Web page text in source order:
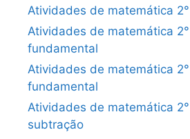
Atividades de matemática
Atividades de matemática
fundamental
Atividades de matemática
fundamental
Atividades de matemática
subtração